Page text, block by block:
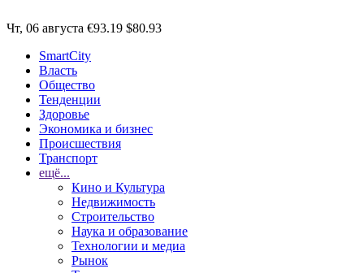
Чт, 06 августа €93.19 $80.93
SmartCity
Власть
Общество
Тенденции
Здоровье
Экономика и бизнес
Происшествия
Транспорт
ещё...
Кино и Культура
Недвижимость
Строительство
Наука и образование
Технологии и медиа
Рынок